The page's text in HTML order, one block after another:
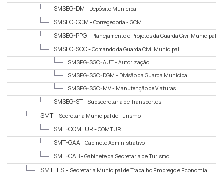
SMSEG-DM - Depósito Municipal
SMSEG-GCM -Corregedoria - GCM
SMSEG-PPG - Planejamento e Projetos da Guarda Civil Municipal
SMSEG-SGC -Comando da Guarda Civil Municipal
SMSEG-SGC-AUT - Autorização
SMSEG-SGC-DGM - Divisão da Guarda Municipal
SMSEG-SGC-MV - Manutenção de Viaturas
SMSEG-ST - Subsecretaria de Transportes
SMT - Secretaria Municipal de Turismo
SMT-COMTUR -COMTUR
SMT-GAA -Gabinete Administrativo
SMT-GAB -Gabinete da Secretaria de Turismo
SMTEES - Secretaria Municipal de Trabalho Emprego e Economia